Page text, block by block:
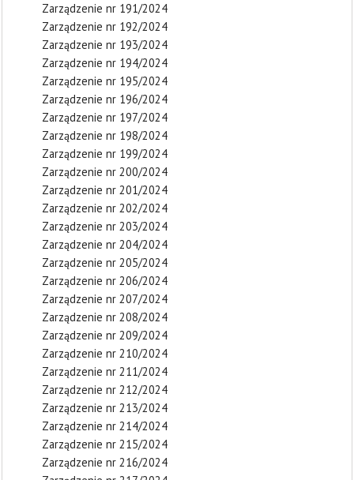
Zarządzenie nr 191/2024
Zarządzenie nr 192/2024
Zarządzenie nr 193/2024
Zarządzenie nr 194/2024
Zarządzenie nr 195/2024
Zarządzenie nr 196/2024
Zarządzenie nr 197/2024
Zarządzenie nr 198/2024
Zarządzenie nr 199/2024
Zarządzenie nr 200/2024
Zarządzenie nr 201/2024
Zarządzenie nr 202/2024
Zarządzenie nr 203/2024
Zarządzenie nr 204/2024
Zarządzenie nr 205/2024
Zarządzenie nr 206/2024
Zarządzenie nr 207/2024
Zarządzenie nr 208/2024
Zarządzenie nr 209/2024
Zarządzenie nr 210/2024
Zarządzenie nr 211/2024
Zarządzenie nr 212/2024
Zarządzenie nr 213/2024
Zarządzenie nr 214/2024
Zarządzenie nr 215/2024
Zarządzenie nr 216/2024